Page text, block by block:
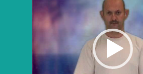
vidéo